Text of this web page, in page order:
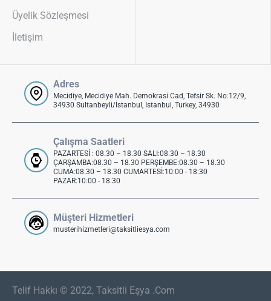
Üyelik Sözleşmesi
İletişim
Adres
Mecidiye, Mecidiye Mah. Demokrasi Cad, Tefsir Sk. No:12/9,
34930 Sultanbeyli/İstanbul, Istanbul, Turkey, 34930
Çalışma Saatleri
PAZARTESİ : 08.30 – 18.30 SALI:08.30 – 18.30
ÇARŞAMBA:08.30 – 18.30 PERŞEMBE:08.30 – 18.30
CUMA:08.30 – 18.30 CUMARTESİ:10:00 - 18:30
PAZAR:10:00 - 18:30
Müşteri Hizmetleri
musterihizmetleri@taksitliesya.com
Telif Hakkı © 2022, Taksitli Eşya .Com